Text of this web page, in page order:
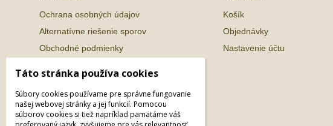
Ochrana osobných údajov
Alternatívne riešenie sporov
Obchodné podmienky
Košík
Objednávky
Nastavenie účtu
Táto stránka používa cookies
Súbory cookies používame pre správne fungovanie
našej webovej stránky a jej funkcií. Pomocou
súborov cookies si tiež napríklad pamätáme váš